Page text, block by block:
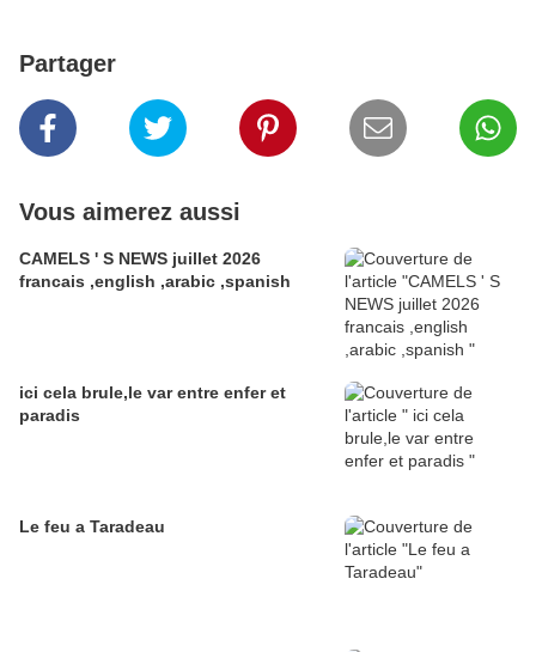
Partager
Vous aimerez aussi
CAMELS ' S NEWS juillet 2026
francais ,english ,arabic ,spanish
ici cela brule,le var entre enfer et
paradis
Le feu a Taradeau